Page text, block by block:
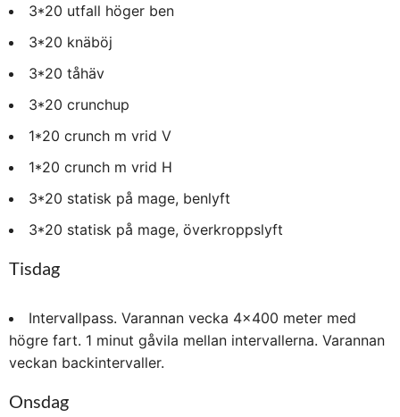
3*20 utfall höger ben
3*20 knäböj
3*20 tåhäv
3*20 crunchup
1*20 crunch m vrid V
1*20 crunch m vrid H
3*20 statisk på mage, benlyft
3*20 statisk på mage, överkroppslyft
Tisdag
Intervallpass. Varannan vecka 4×400 meter med
högre fart. 1 minut gåvila mellan intervallerna. Varannan
veckan backintervaller.
Onsdag